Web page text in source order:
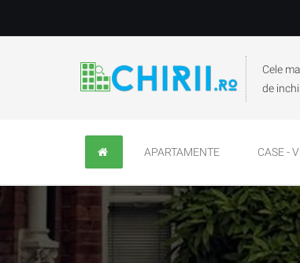
Cele
de
APARTAMENTE CASE -